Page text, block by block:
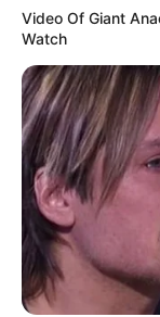
Guatemala Dental
GUATEMALA DENTAL
เรื่องอื่นๆ
Video Of Giant
Watch